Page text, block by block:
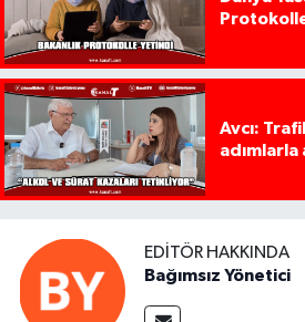
Avcı:
adımlarla
EDITÖR HAKKINDA
Bağımsız Yönetici